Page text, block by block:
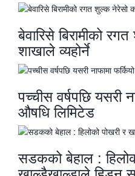
बेवारिसे बिरामीको
शाखाले व्यहोर्ने
पच्चीस वर्षपछि यसरी
औषधि लिमिटेड
सडकको बेहाल :